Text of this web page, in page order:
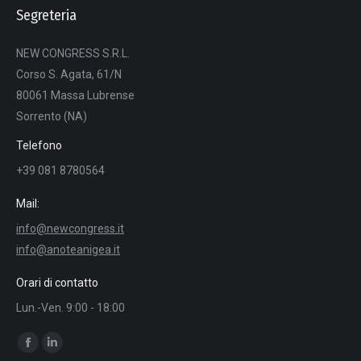
Segreteria
NEW CONGRESS S.R.L.
Corso S. Agata, 61/N
80061 Massa Lubrense
Sorrento (NA)
Telefono
+39 081 8780564
Mail:
info@newcongress.it
info@anoteanigea.it
Orari di contatto
Lun.-Ven. 9:00 - 18:00
Ci puoi trovare su: